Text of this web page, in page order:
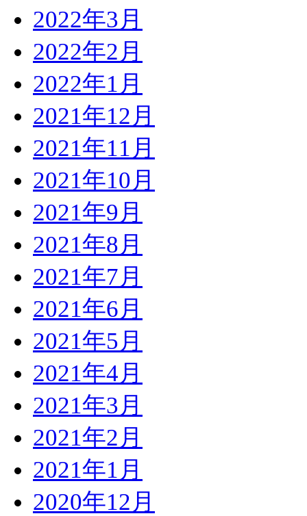
2022年3月
2022年2月
2022年1月
2021年12月
2021年11月
2021年10月
2021年9月
2021年8月
2021年7月
2021年6月
2021年5月
2021年4月
2021年3月
2021年2月
2021年1月
2020年12月